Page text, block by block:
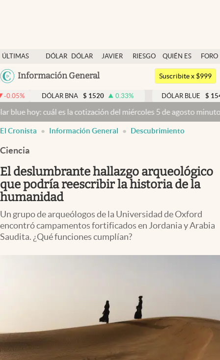
ÚLTIMAS
NOTICIAS
DÓLAR
DÓLAR
JAVIER
RIESGO
QUIÉN ES
QUIÉN
FORO
Argentina
México
Colombia
Información General
Dólar
Members
Economía y Política
Finanzas y Mercados
Mercados Online
Negocios
Columnistas
Otras secciones
Infotechnology
Clase
Mediakit
abre en nueva pestaña
Suscribite x $999
DÓLAR BNA $ 1520 0.33% DÓLAR BLUE $ 1540 -0.32
es la cotización del miércoles 5 de agosto minuto a minuto
El Cronista Información General Descubrimiento
Ciencia
El deslumbrante hallazgo arqueológico
que podría reescribir la historia de la
humanidad
Un grupo de arqueólogos de la Universidad de Oxford
encontró campamentos fortificados en Jordania y Arabia
Saudita. ¿Qué funciones cumplían?